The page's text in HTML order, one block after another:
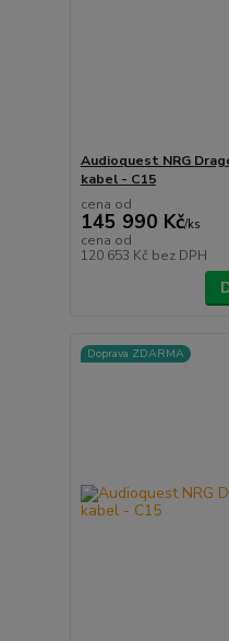
Audioquest NRG
kabel - C15
cena od
145 990 Kč/ks
cena od
120 653 Kč bez DPH
Doprava ZDARMA